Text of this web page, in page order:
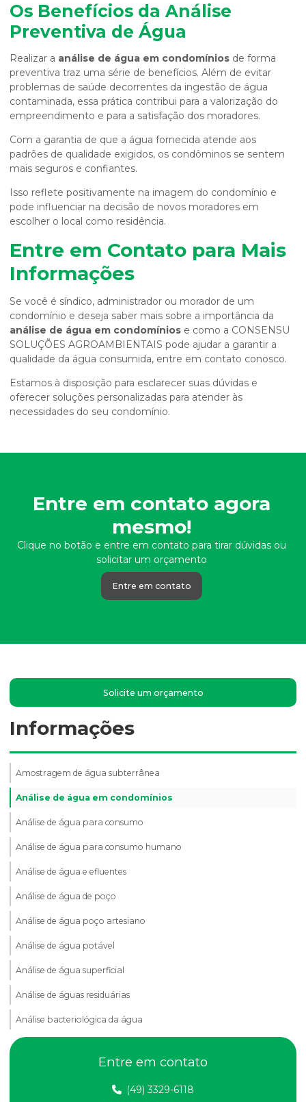
Os Benefícios da Análise
Preventiva de Água
Realizar a análise de água em condomínios de forma
preventiva traz uma série de benefícios. Além de evitar
problemas de saúde decorrentes da ingestão de água
contaminada, essa prática contribui para a valorização do
empreendimento e para a satisfação dos moradores.
Com a garantia de que a água fornecida atende aos
padrões de qualidade exigidos, os condôminos se sentem
mais seguros e confiantes.
Isso reflete positivamente na imagem do condomínio e
pode influenciar na decisão de novos moradores em
escolher o local como residência.
Entre em Contato para Mais
Informações
Se você é síndico, administrador ou morador de um
condomínio e deseja saber mais sobre a importância da
análise de água em condomínios e como a CONSENSU
SOLUÇÕES AGROAMBIENTAIS pode ajudar a garantir a
qualidade da água consumida, entre em contato conosco.
Estamos à disposição para esclarecer suas dúvidas e
oferecer soluções personalizadas para atender às
necessidades do seu condomínio.
Entre em contato agora
mesmo!
Clique no botão e entre em contato para tirar dúvidas ou
solicitar um orçamento
Entre em contato
Solicite um orçamento
Informações
Amostragem de água subterrânea
Análise de água em condomínios
Análise de água para consumo
Análise de água para consumo humano
Análise de água e efluentes
Análise de água de poço
Análise de água poço artesiano
Análise de água potável
Análise de água superficial
Análise de águas residuárias
Análise bacteriológica da água
Análise de dbo em efluentes
Análise de dqo em efluente
Entre em contato
(49) 3329-6118